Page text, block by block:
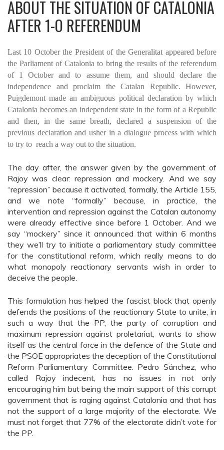
ABOUT THE SITUATION OF CATALONIA
AFTER 1-O REFERENDUM
Last 10 October the President of the Generalitat appeared before
the Parliament of Catalonia to bring the results of the referendum
of 1 October and to assume them, and should declare the
independence and proclaim the Catalan Republic. However,
Puigdemont made an ambiguous political declaration by which
Catalonia becomes an independent state in the form of a Republic
and then, in the same breath, declared a suspension of the
previous declaration and usher in a dialogue process with which
to try to reach a way out to the situation.
The day after, the answer given by the government of
Rajoy was clear: repression and mockery. And we say
“repression” because it activated, formally, the Article 155,
and we note “formally” because, in practice, the
intervention and repression against the Catalan autonomy
were already effective since before 1 October. And we
say “mockery” since it announced that within 6 months
they we’ll try to initiate a parliamentary study committee
for the constitutional reform, which really means to do
what monopoly reactionary servants wish in order to
deceive the people.
This formulation has helped the fascist block that openly
defends the positions of the reactionary State to unite, in
such a way that the PP, the party of corruption and
maximum repression against proletariat, wants to show
itself as the central force in the defence of the State and
the PSOE appropriates the deception of the Constitutional
Reform Parliamentary Committee. Pedro Sánchez, who
called Rajoy indecent, has no issues in not only
encouraging him but being the main support of this corrupt
government that is raging against Catalonia and that has
not the support of a large majority of the electorate. We
must not forget that 77% of the electorate didn’t vote for
the PP.